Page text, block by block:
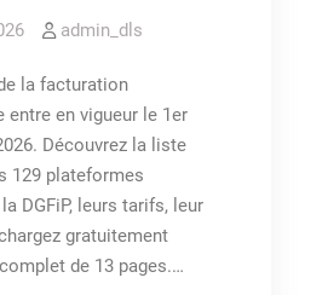
admin_dls
la facturation
entre en vigueur le 1er
Découvrez la liste
129 plateformes
DGFiP, leurs tarifs, leur
gratuitement
de 13 pages.…